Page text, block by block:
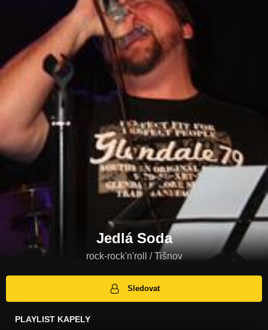
Jedlá Soda
rock-rock'n'roll / Tišnov
Sledovat
PLAYLIST KAPELY